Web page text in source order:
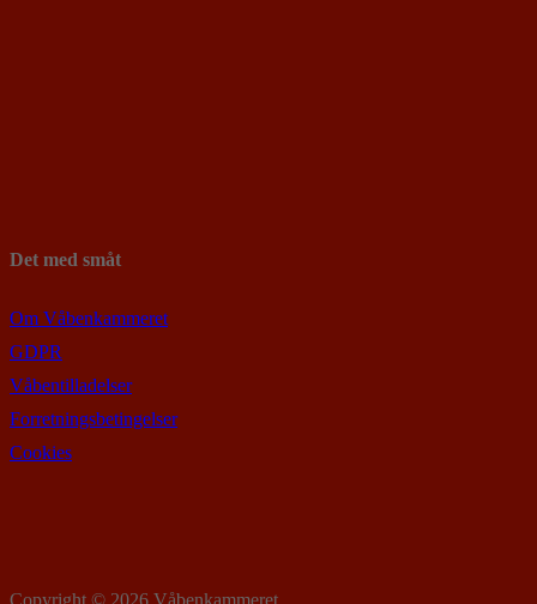
Det med småt
Om Våbenkammeret
GDPR
Våbentilladelser
Forretningsbetingelser
Cookies